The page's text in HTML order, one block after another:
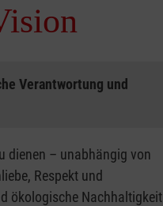
Verantwortung und
dienen – unabhängig von
Respekt und
ökologische Nachhaltigkeit